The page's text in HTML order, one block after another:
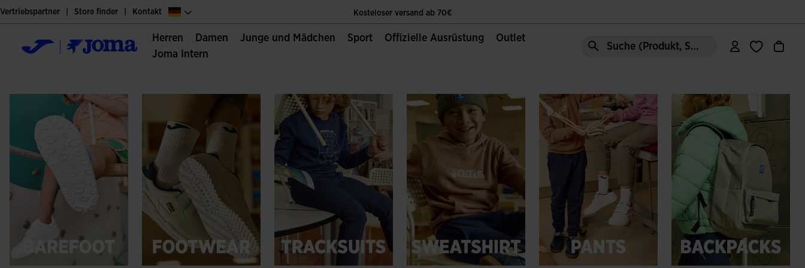
Kosteloser versand ab 70€
Die Einzige Offizielle Website von Joma Sport
Die Einzige Offizielle Website von Joma Sport
Kosteloser versand ab 70€
Vertriebspartner Store finder Kontakt
Herren Damen Junge und Mädchen Sport Offizielle Ausrüstung
Outlet
Joma Intern
Suche (Produkt, Stil, Bereich, etc.)